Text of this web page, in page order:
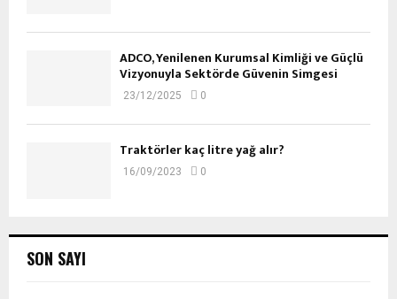
ADCO, Yenilenen Kurumsal Kimliği ve Güçlü
Vizyonuyla Sektörde Güvenin Simgesi
23/12/2025 0
Traktörler kaç litre yağ alır?
16/09/2023 0
SON SAYI